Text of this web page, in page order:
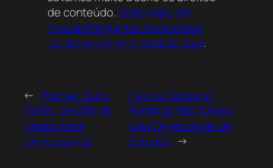
de conteúdo.Saiba mais em
nossas Perguntas Frequentes
ou denuncie uma violação aqui.
← Planner Diário
Grátis: Gestão de
Tempo para
Concurseiros
Planner Semanal
Flamingo Não Datado
para Organização de
Estudos →